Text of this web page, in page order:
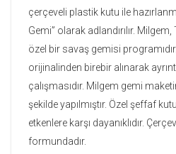
çerçeveli plastik kutu ile
Gemi” olarak adlandırılır.
özel bir savaş gemisi
orijinalinden birebir alınarak
çalışmasıdır. Milgem gemi
şekilde yapılmıştır. Özel şeffaf
etkenlere karşı dayanıklıdır.
formundadır.